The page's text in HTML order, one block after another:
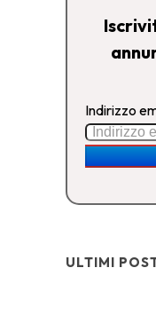
Indirizzo
ULTIMI